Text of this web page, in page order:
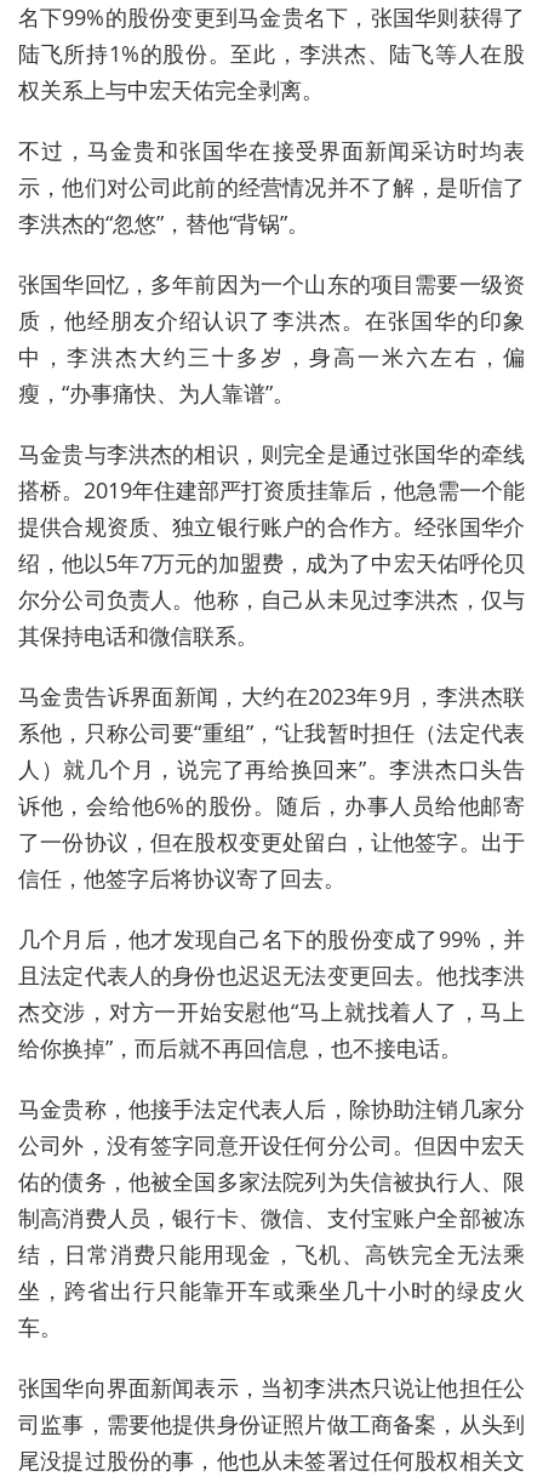
名下99%的股份变更到马金贵名下，张国华则获得了
陆飞所持1%的股份。至此，李洪杰、陆飞等人在股
权关系上与中宏天佑完全剥离。
不过，马金贵和张国华在接受界面新闻采访时均表
示，他们对公司此前的经营情况并不了解，是听信了
李洪杰的“忽悠”，替他“背锅”。
张国华回忆，多年前因为一个山东的项目需要一级资
质，他经朋友介绍认识了李洪杰。在张国华的印象
中，李洪杰大约三十多岁，身高一米六左右，偏
瘦，“办事痛快、为人靠谱”。
马金贵与李洪杰的相识，则完全是通过张国华的牵线
搭桥。2019年住建部严打资质挂靠后，他急需一个能
提供合规资质、独立银行账户的合作方。经张国华介
绍，他以5年7万元的加盟费，成为了中宏天佑呼伦贝
尔分公司负责人。他称，自己从未见过李洪杰，仅与
其保持电话和微信联系。
马金贵告诉界面新闻，大约在2023年9月，李洪杰联
系他，只称公司要“重组”，“让我暂时担任（法定代表
人）就几个月，说完了再给换回来”。李洪杰口头告
诉他，会给他6%的股份。随后，办事人员给他邮寄
了一份协议，但在股权变更处留白，让他签字。出于
信任，他签字后将协议寄了回去。
几个月后，他才发现自己名下的股份变成了99%，并
且法定代表人的身份也迟迟无法变更回去。他找李洪
杰交涉，对方一开始安慰他“马上就找着人了，马上
给你换掉”，而后就不再回信息，也不接电话。
马金贵称，他接手法定代表人后，除协助注销几家分
公司外，没有签字同意开设任何分公司。但因中宏天
佑的债务，他被全国多家法院列为失信被执行人、限
制高消费人员，银行卡、微信、支付宝账户全部被冻
结，日常消费只能用现金，飞机、高铁完全无法乘
坐，跨省出行只能靠开车或乘坐几十小时的绿皮火
车。
张国华向界面新闻表示，当初李洪杰只说让他担任公
司监事，需要他提供身份证照片做工商备案，从头到
尾没提过股份的事，他也从未签署过任何股权相关文